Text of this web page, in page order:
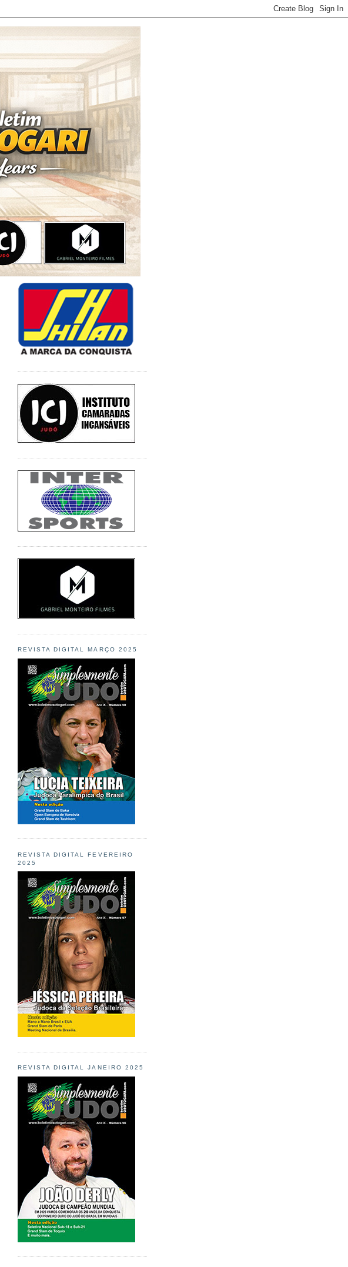
REVISTA DIGITAL MARÇO 2025
REVISTA DIGITAL FEVEREIRO
2025
REVISTA DIGITAL JANEIRO 2025